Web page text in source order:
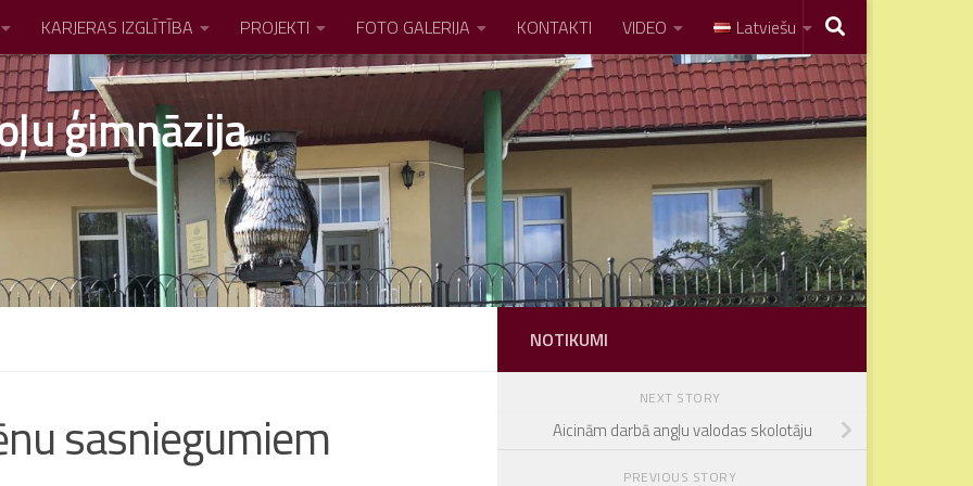
KARJERAS IZGLĪTĪBA PROJEKTI FOTO GALERIJA KONTAKTI VIDEO Latviešu
ģimnāzija
sasniegumiem
NOTIKUMI
NEXT STORY
Aicinām darbā angļu valodas skolotāju
PREVIOUS STORY